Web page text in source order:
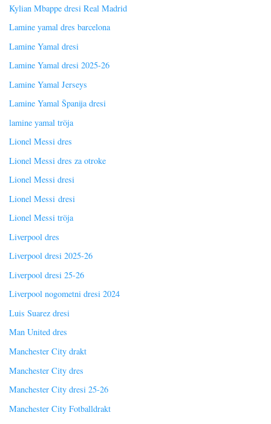
Kylian Mbappe dresi Real Madrid
Lamine yamal dres barcelona
Lamine Yamal dresi
Lamine Yamal dresi 2025-26
Lamine Yamal Jerseys
Lamine Yamal Španija dresi
lamine yamal tröja
Lionel Messi dres
Lionel Messi dres za otroke
Lionel Messi dresi
Lionel Messi dresi
Lionel Messi tröja
Liverpool dres
Liverpool dresi 2025-26
Liverpool dresi 25-26
Liverpool nogometni dresi 2024
Luis Suarez dresi
Man United dres
Manchester City drakt
Manchester City dres
Manchester City dresi 25-26
Manchester City Fotballdrakt